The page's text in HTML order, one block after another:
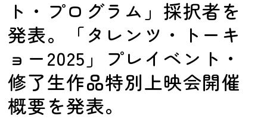
ト・プログラム」採択者を
発表。「タレンツ・トーキ
ョー2025」プレイベント・
修了生作品特別上映会開催
概要を発表。